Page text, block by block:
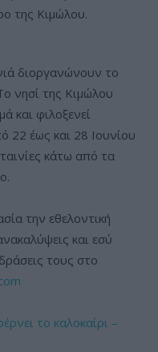
της Κιμώλου.
διοργανώνουν το
νησί της Κιμώλου
και φιλοξενεί
22 έως και 28 Ιουνίου
κάτω από τα
την εθελοντική
και εσύ
τους στο
το καλοκαίρι –